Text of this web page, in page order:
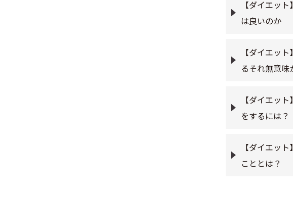
【ダイエッ
は良いのか
【ダイエッ
るそれ無意味
【ダイエッ
をするには？
【ダイエッ
こととは？